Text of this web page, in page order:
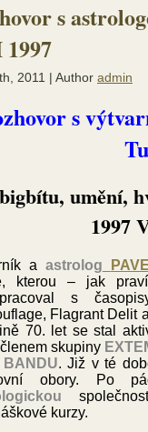
s
2011 | Author admin
s
umění,
1997
a astrolog
kterou – jak
s
Flagrant Del it
70. let se stal
skupiny
BANDU. Již v té
obory. Po
kurzy.